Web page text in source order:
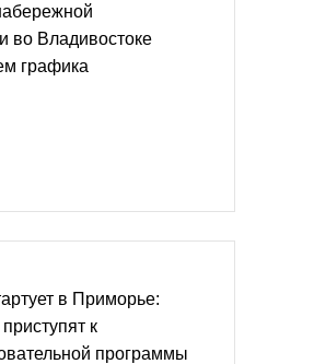
во Владивостоке
графика
в Приморье:
к
программы